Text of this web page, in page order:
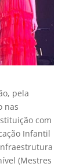
pela
nas
com
Infantil
(Mestres